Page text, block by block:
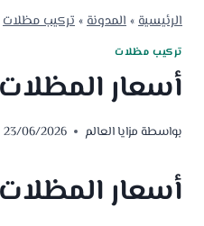
الرئيسية»المدونة»تركيب مظلات
تركيب مظلات
أسعار
بواسطة مزايا العالم 23/06/2026
أسعار